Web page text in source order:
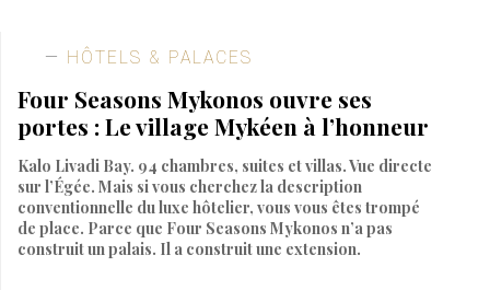
HÔTELS & PALACES
Four Seasons Mykonos ouvre ses
portes : Le village Mykéen à l’honneur
Kalo Livadi Bay. 94 chambres, suites et villas. Vue directe
sur l’Égée. Mais si vous cherchez la description
conventionnelle du luxe hôtelier, vous vous êtes trompé
de place. Parce que Four Seasons Mykonos n’a pas
construit un palais. Il a construit une extension.